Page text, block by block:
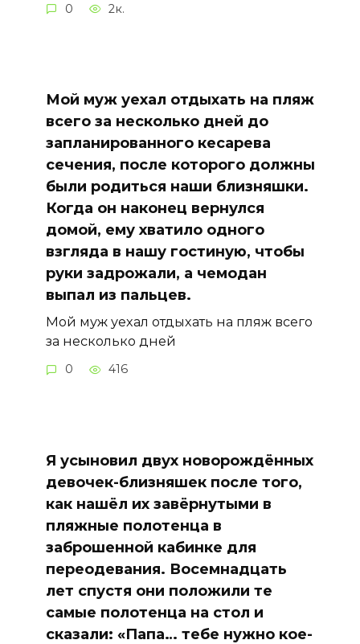
0 2к.
Мой муж уехал отдыхать на пляж
всего за несколько дней до
запланированного кесарева
сечения, после которого должны
были родиться наши близняшки.
Когда он наконец вернулся
домой, ему хватило одного
взгляда в нашу гостиную, чтобы
руки задрожали, а чемодан
выпал из пальцев.
Мой муж уехал отдыхать на пляж всего
за несколько дней
0 416
Я усыновил двух новорождённых
девочек-близняшек после того,
как нашёл их завёрнутыми в
пляжные полотенца в
заброшенной кабинке для
переодевания. Восемнадцать
лет спустя они положили те
самые полотенца на стол и
сказали: «Папа… тебе нужно кое-